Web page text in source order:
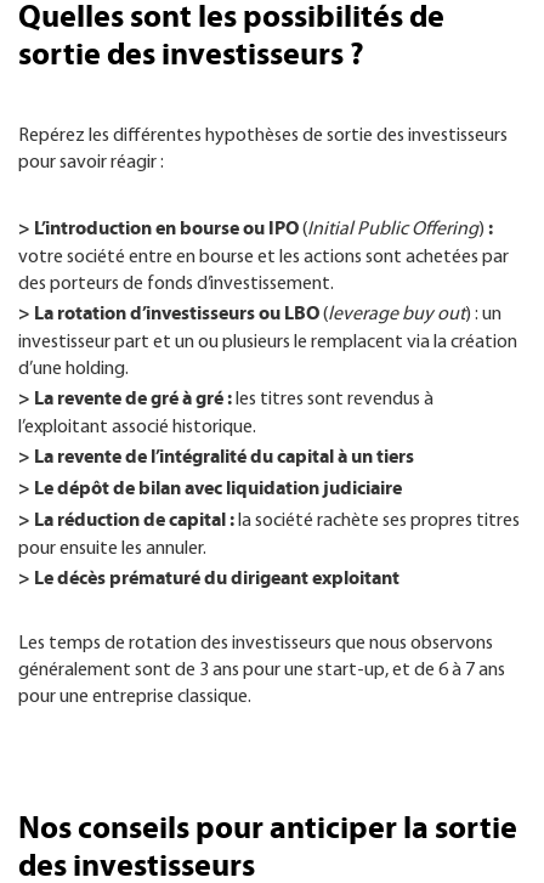
Quelles sont les possibilités de
sortie des investisseurs ?
Repérez les différentes hypothèses de sortie des investisseurs
pour savoir réagir :
> L’introduction en bourse ou IPO(Initial Public Offering) :
votre société entre en bourse et les actions sont achetées par
des porteurs de fonds d’investissement.
> La rotation d’investisseurs ou LBO(leverage buy out) : un
investisseur part et un ou plusieurs le remplacent via la création
d’une holding.
> La revente de gré à gré : les titres sont revendus à
l’exploitant associé historique.
> La revente de l’intégralité du capital à un tiers
> Le dépôt de bilan avec liquidation judiciaire
> La réduction de capital : la société rachète ses propres titres
pour ensuite les annuler.
> Le décès prématuré du dirigeant exploitant
Les temps de rotation des investisseurs que nous observons
généralement sont de 3 ans pour une start-up, et de 6 à 7 ans
pour une entreprise classique.
Nos conseils pour anticiper la sortie
des investisseurs